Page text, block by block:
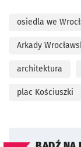
osiedla we
Arkady
architektura
plac Kościuszki